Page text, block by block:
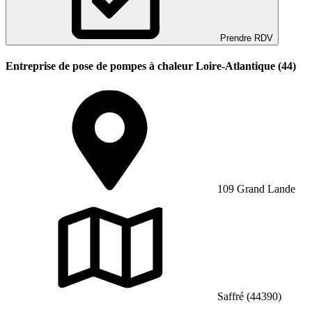
Prendre RDV
Entreprise de pose de pompes à chaleur Loire-Atlantique (44)
109 Grand Lande
Saffré (44390)